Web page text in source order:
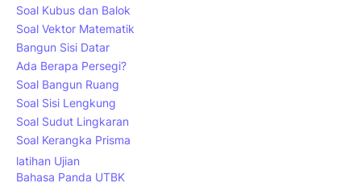
Soal Kubus dan Balok
Soal Vektor Matematik
Bangun Sisi Datar
Ada Berapa Persegi?
Soal Bangun Ruang
Soal Sisi Lengkung
Soal Sudut Lingkaran
Soal Kerangka Prisma
latihan Ujian
Bahasa Panda UTBK